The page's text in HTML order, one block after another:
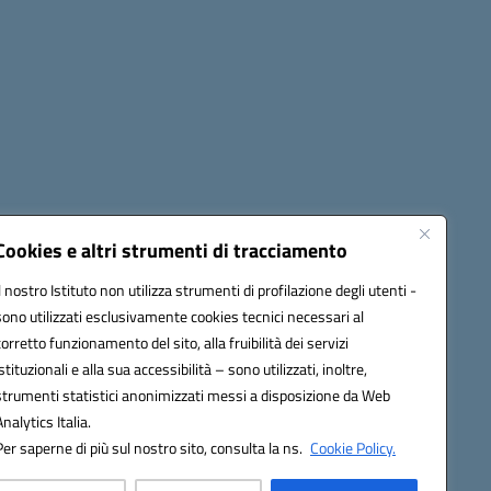
e altri strumenti di tracciamento
nostro Istituto non utilizza strumenti di profilazione degli utenti -
utilizzati esclusivamente cookies tecnici necessari al
funzionamento del sito, alla fruibilità dei servizi
e alla sua accessibilità – sono utilizzati, inoltre,
statistici anonimizzati messi a disposizione da Web
Italia.
saperne di più sul nostro sito, consulta la ns. Cookie Policy.
Seguici su: